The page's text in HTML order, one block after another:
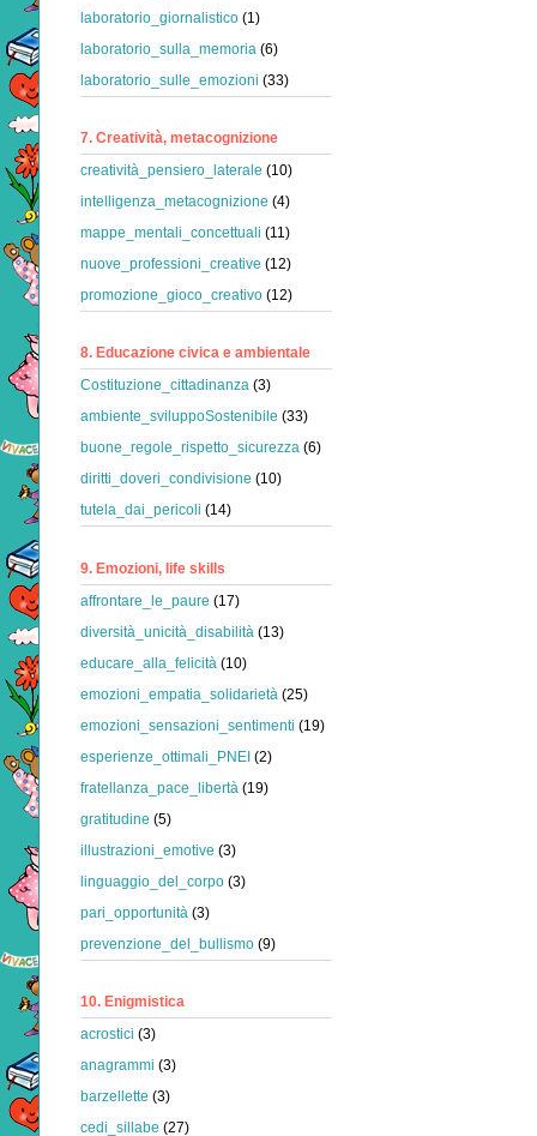
laboratorio_giornalistico (1)
laboratorio_sulla_memoria (6)
laboratorio_sulle_emozioni (33)
7. Creatività, metacognizione
creatività_pensiero_laterale (10)
intelligenza_metacognizione (4)
mappe_mentali_concettuali (11)
nuove_professioni_creative (12)
promozione_gioco_creativo (12)
8. Educazione civica e ambientale
Costituzione_cittadinanza (3)
ambiente_sviluppoSostenibile (33)
buone_regole_rispetto_sicurezza (6)
diritti_doveri_condivisione (10)
tutela_dai_pericoli (14)
9. Emozioni, life skills
affrontare_le_paure (17)
diversità_unicità_disabilità (13)
educare_alla_felicità (10)
emozioni_empatia_solidarietà (25)
emozioni_sensazioni_sentimenti (19)
esperienze_ottimali_PNEI (2)
fratellanza_pace_libertà (19)
gratitudine (5)
illustrazioni_emotive (3)
linguaggio_del_corpo (3)
pari_opportunità (3)
prevenzione_del_bullismo (9)
10. Enigmistica
acrostici (3)
anagrammi (3)
barzellette (3)
cedi_sillabe (27)